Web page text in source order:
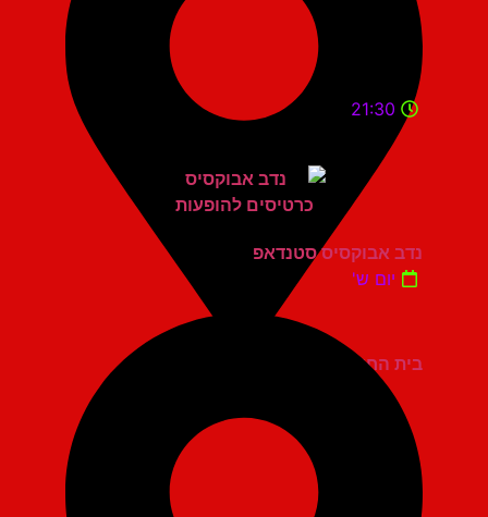
בית החייל תל אביב
21:30
נדב אבוקסיס סטנדאפ
יום ש'